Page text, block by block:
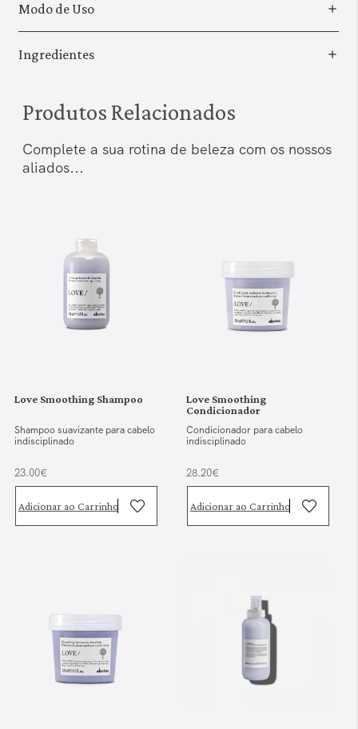
Modo de Uso
Ingredientes
Produtos Relacionados
Complete a sua rotina de beleza com os nossos
aliados...
Love Smoothing Shampoo
Shampoo suavizante para cabelo
indisciplinado
23.00€
Adicionar ao Carrinho
Love Smoothing
Condicionador
Condicionador para cabelo
indisciplinado
28.20€
Adicionar ao Carrinho